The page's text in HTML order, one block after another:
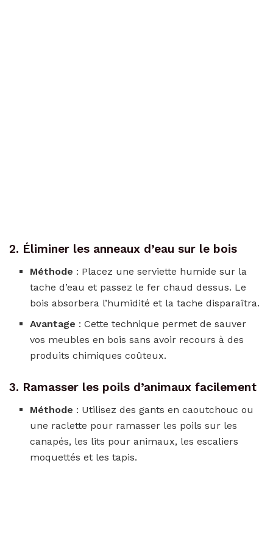
2. Éliminer les anneaux d’eau sur le bois
Méthode : Placez une serviette humide sur la
tache d’eau et passez le fer chaud dessus. Le
bois absorbera l’humidité et la tache disparaîtra.
Avantage : Cette technique permet de sauver
vos meubles en bois sans avoir recours à des
produits chimiques coûteux.
3. Ramasser les poils d’animaux facilement
Méthode : Utilisez des gants en caoutchouc ou
une raclette pour ramasser les poils sur les
canapés, les lits pour animaux, les escaliers
moquettés et les tapis.